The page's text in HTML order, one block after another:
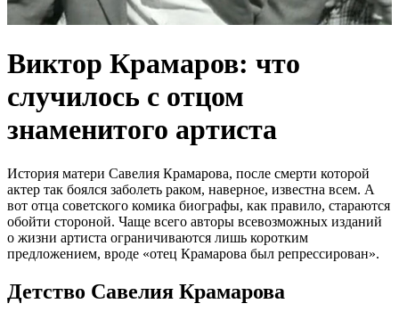
Виктор Крамаров: что
случилось с отцом
знаменитого артиста
История матери Савелия Крамарова, после смерти которой
актер так боялся заболеть раком, наверное, известна всем. А
вот отца советского комика биографы, как правило, стараются
обойти стороной. Чаще всего авторы всевозможных изданий
о жизни артиста ограничиваются лишь коротким
предложением, вроде «отец Крамарова был репрессирован».
Детство Савелия Крамарова